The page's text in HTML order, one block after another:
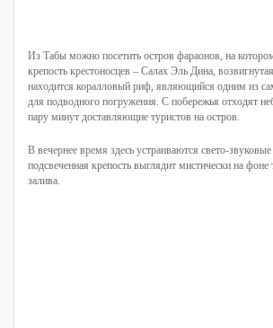
Из Табы можно посетить остров фараонов, на
крепость крестоносцев – Салах Эль Дина,
находится коралловый риф, являющийся одним из
для подводного погружения. С побережья отходят
пару минут доставляющие туристов на остров.
В вечернее время здесь устраиваются свето-звуковые
подсвеченная крепость выглядит мистически на
залива.